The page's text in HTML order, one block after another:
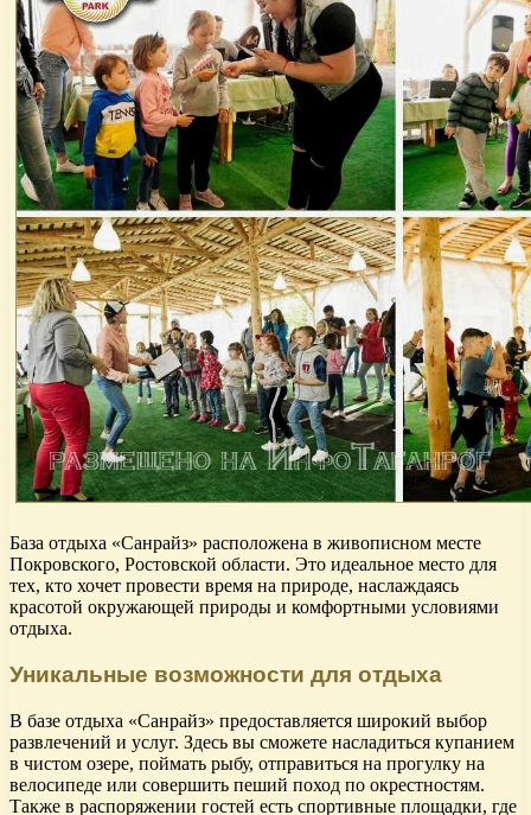
База отдыха «Санрайз» расположена в живописном месте
Покровского, Ростовской области. Это идеальное место для
тех, кто хочет провести время на природе, наслаждаясь
красотой окружающей природы и комфортными условиями
отдыха.
Уникальные возможности для отдыха
В базе отдыха «Санрайз» предоставляется широкий выбор
развлечений и услуг. Здесь вы сможете насладиться купанием
в чистом озере, поймать рыбу, отправиться на прогулку на
велосипеде или совершить пеший поход по окрестностям.
Также в распоряжении гостей есть спортивные площадки, где